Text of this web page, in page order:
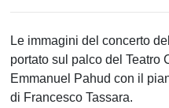
Le immagini del concerto
portato sul palco del Teatro
Emmanuel Pahud con il
di Francesco Tassara.